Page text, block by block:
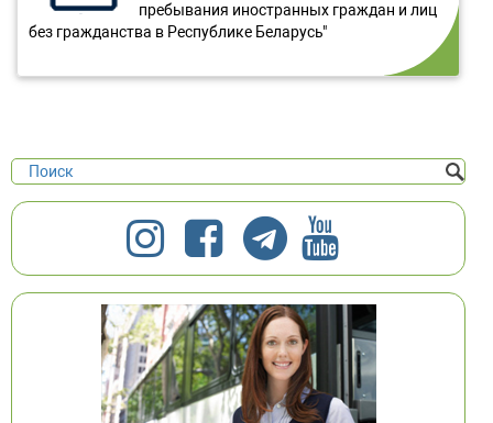
пребывания иностранных граждан и лиц
без гражданства в Республике Беларусь"